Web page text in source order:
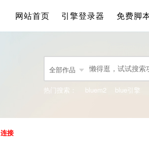
网站首页 引擎登录器 免费脚
全部作品
热门搜索： bluem2 blue引擎
连接